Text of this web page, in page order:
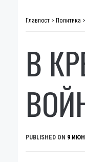
Главпост > Политика >
В
PUBLISHED ON 9